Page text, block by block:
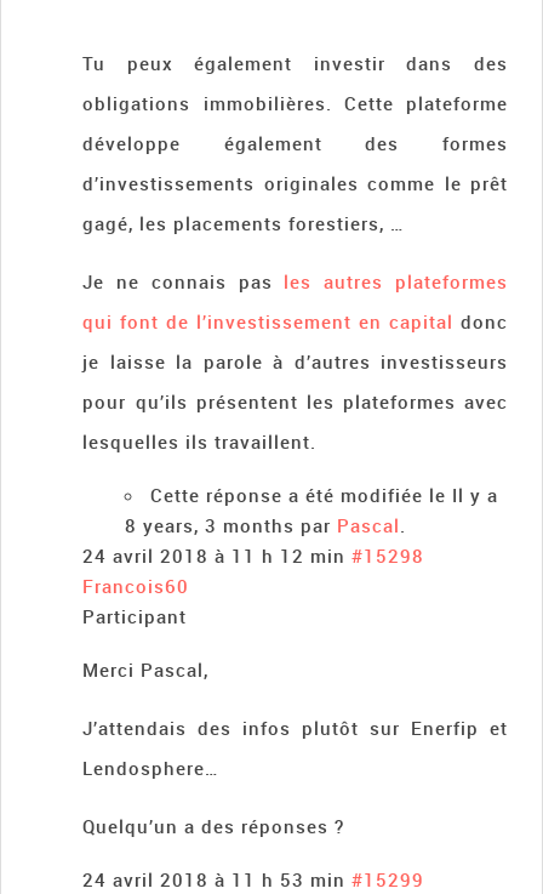
Tu peux également investir dans des
obligations immobilières. Cette plateforme
développe également des formes
d’investissements originales comme le prêt
gagé, les placements forestiers, …
Je ne connais pas les autres plateformes
qui font de l’investissement en capital donc
je laisse la parole à d’autres investisseurs
pour qu’ils présentent les plateformes avec
lesquelles ils travaillent.
Cette réponse a été modifiée le Il y a
8 years, 3 months par Pascal.
24 avril 2018 à 11 h 12 min #15298
Francois60
Participant
Merci Pascal,
J’attendais des infos plutôt sur Enerfip et
Lendosphere…
Quelqu’un a des réponses ?
24 avril 2018 à 11 h 53 min #15299